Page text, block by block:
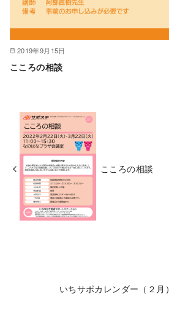
2019年9月15日
こころの相談
こころの相談
いちサポカレンダー（２月）